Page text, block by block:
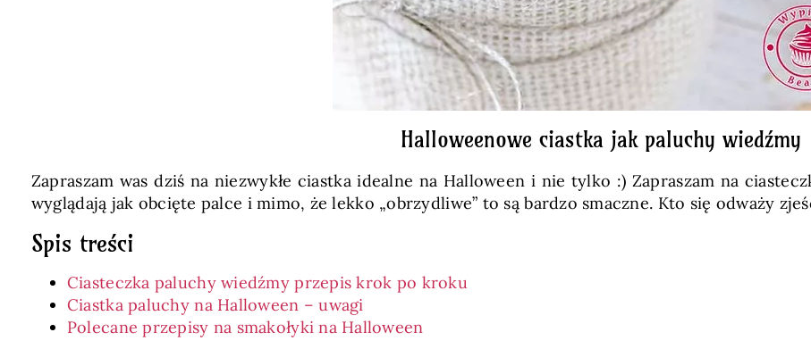
Halloweenowe ciastka jak paluchy wiedźmy
Zapraszam was dziś na niezwykłe ciastka idealne na Halloween i nie tylko :) Zapraszam na
wyglądają jak obcięte palce i mimo, że lekko „obrzydliwe” to są bardzo smaczne. Kto się odważy
Spis treści
Ciasteczka paluchy wiedźmy przepis krok po kroku
Ciastka paluchy na Halloween – uwagi
Polecane przepisy na smakołyki na Halloween